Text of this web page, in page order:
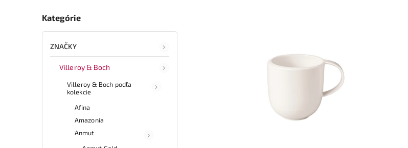
Kategórie
ZNAČKY
Villeroy & Boch
Villeroy & Boch podľa
kolekcie
Afina
Amazonia
Anmut